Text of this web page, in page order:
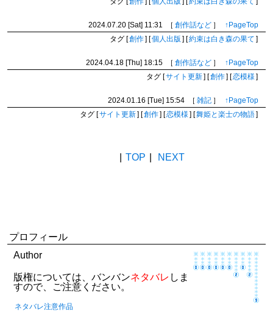
2024.07.20 [Sat] 11:31 ［ 創作話など ］
↑PageTop
タグ [創作] [個人出版 ] [約束は白き森の果て ]
2024.04.18 [Thu] 18:15 ［ 創作話など ］
↑PageTop
タグ [サイト更新] [創作] [恋模様]
2024.01.16 [Tue] 15:54 ［ 雑記 ］
↑PageTop
タグ [サイト更新] [創作] [恋模様] [舞姫と楽士の物語]
TOP NEXT
プロフィール
Author
版権については、バンバンネタバレ しま
すので、ご注意ください。
ネタバレ注意作品